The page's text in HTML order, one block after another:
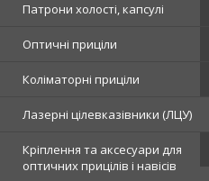
Патрони холості, капсулі
Оптичні приціли
Коліматорні приціли
Лазерні цілевказівники (ЛЦУ)
Кріплення та аксесуари для
оптичних прицілів і навісів